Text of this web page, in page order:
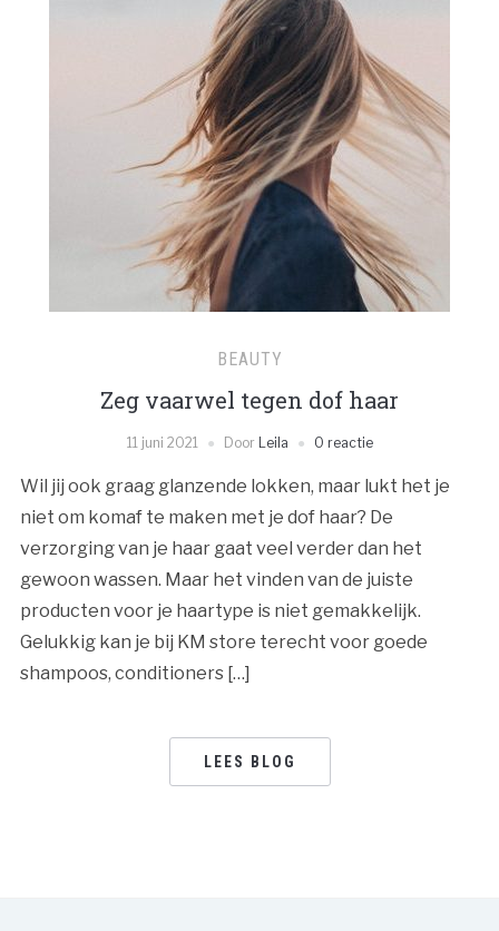
BEAUTY
Zeg vaarwel tegen dof haar
11 juni 2021 Door Leila 0 reactie
Wil jij ook graag glanzende lokken, maar lukt het je
niet om komaf te maken met je dof haar? De
verzorging van je haar gaat veel verder dan het
gewoon wassen. Maar het vinden van de juiste
producten voor je haartype is niet gemakkelijk.
Gelukkig kan je bij KM store terecht voor goede
shampoos, conditioners […]
LEES BLOG